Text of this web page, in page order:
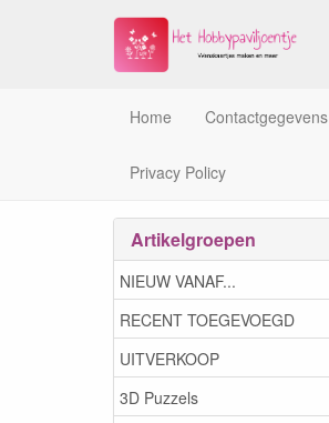
Home Contactgegevens
Privacy Policy
Artikelgroepen
NIEUW VANAF...
RECENT TOEGEVOEGD
UITVERKOOP
3D Puzzels